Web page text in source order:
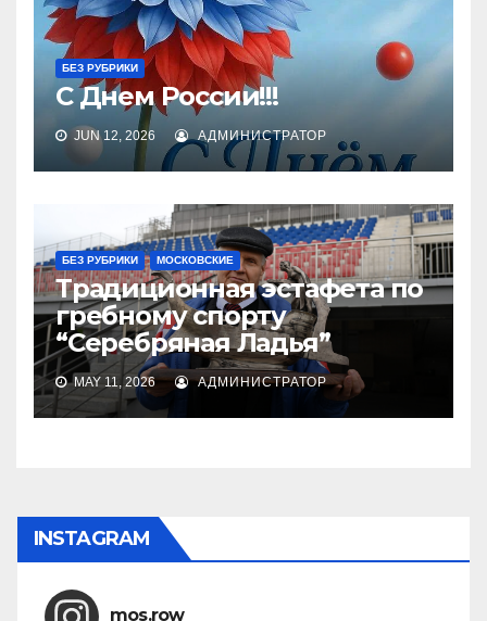
БЕЗ РУБРИКИ
С Днем России!!!
JUN 12, 2026 АДМИНИСТРАТОР
БЕЗ РУБРИКИ МОСКОВСКИЕ
Традиционная эстафета по
гребному спорту
“Серебряная Ладья”
MAY 11, 2026 АДМИНИСТРАТОР
INSTAGRAM
mos.row